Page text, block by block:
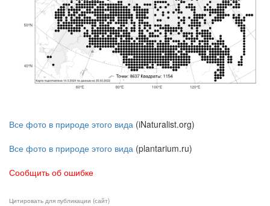
Все фото в природе этого вида (iNaturalist.org)
Все фото в природе этого вида (plantarium.ru)
Сообщить об ошибке
Цитировать для публикации (сайт)